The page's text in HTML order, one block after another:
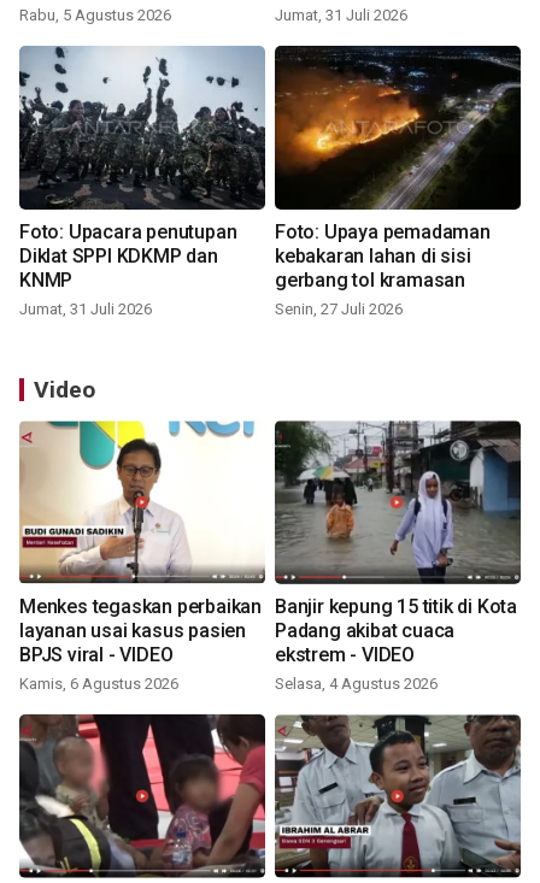
Rabu, 5 Agustus 2026 Jumat, 31 Juli 2026
Foto: Upacara penutupan
Diklat SPPI KDKMP dan
KNMP
Jumat, 31 Juli 2026
Foto: Upaya pemadaman
kebakaran lahan di sisi
gerbang tol kramasan
Senin, 27 Juli 2026
Video
Menkes tegaskan perbaikan
layanan usai kasus pasien
BPJS viral - VIDEO
Kamis, 6 Agustus 2026
Banjir kepung 15 titik di Kota
Padang akibat cuaca
ekstrem - VIDEO
Selasa, 4 Agustus 2026